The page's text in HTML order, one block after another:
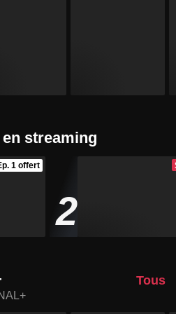
en streaming
1 offert
2
Tous